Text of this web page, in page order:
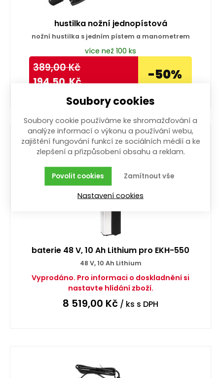
hustilka nožní jednopístová
nožní hustilka s jedním pístem a manometrem
více než 100 ks
389,00Kč
194,50Kč -50%
Koupit
baterie 48 V, 10 Ah Lithium pro EKH-550
48 V, 10 Ah Lithium
Vyprodáno. Pro informaci o doskladnění si
nastavte hlídání zboží.
8 519,00 Kč / ks s DPH
Soubory cookies
Soubory cookie používáme ke shromažďování a
analýze informací o výkonu a používání webu,
zajištění fungování funkcí ze sociálních médií a ke
zlepšení a přizpůsobení obsahu a reklam.
Zamítnout vše
Povolit cookies
Nastavení cookies